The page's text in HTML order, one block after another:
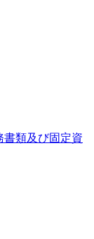
書類及び固定資